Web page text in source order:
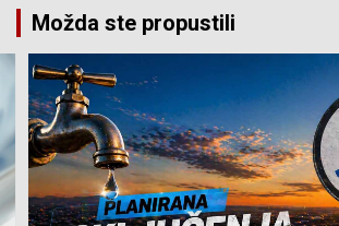
Možda ste propustili